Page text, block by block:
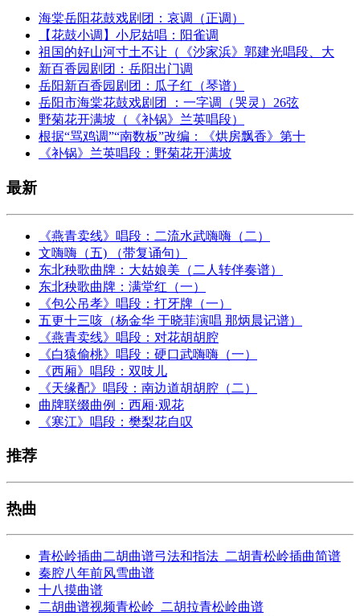
海棠岳阳花鼓戏剧团：哀调（正调）
【花鼓小调】小尼姑唱：阳雀调
祖国的好山河寸土不让（《沙家浜》郭建光唱段、大
新百香园剧团：岳阳出门调
岳阳新百香园剧团：瓜子红（琴谱）
岳阳市海棠花鼓戏剧团 ：一字调（哭灵）26弦
野菊花开满坡（《补锅》兰英唱段）
根据“骂鸡调”“南数板”改编：《烘房飘香》第十
《补锅》兰英唱段：野菊花开满坡
最新
《燕青卖线》唱段：二流水武嗨嗨（二）
文嗨嗨（五) （带复诵句）
东北秧歌曲牌：大姑娘美（二人转伴奏谱）
东北秧歌曲牌：满堂红（一）
《包公吊孝》唱段：打牙牌（一）
五更十三咳（杨金华 于晓菲演唱 那炳晨记谱）
《燕青卖线》唱段：对花胡胡腔
《白猿偷桃》唱段：硬口武嗨嗨（一）
《西厢》唱段：双吱儿
《天缘配》唱段：南边道胡胡腔（二）
曲牌联缀曲例：西厢·观花
《寒江》唱段：樊梨花自叹
推荐
热曲
青松岭插曲二胡曲谱弓法和指法_二胡青松岭插曲简谱
秦腔八年前风雪曲谱
十八摸曲谱
二胡曲谱视频青松岭_二胡拉青松岭曲谱